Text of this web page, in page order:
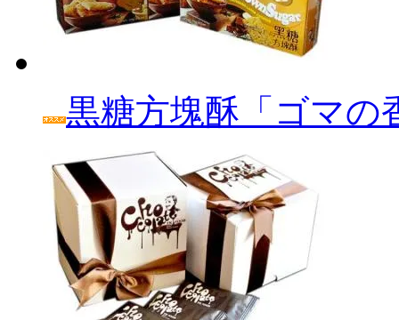
黒糖方塊酥「ゴマの